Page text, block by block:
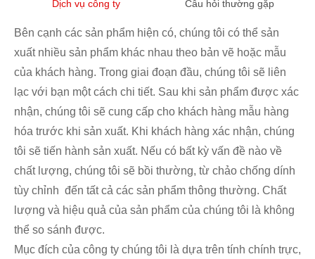
Dịch vụ công ty
Câu hỏi thường gặp
Bên cạnh các sản phẩm hiện có, chúng tôi có thể sản
xuất nhiều sản phẩm khác nhau theo bản vẽ hoặc mẫu
của khách hàng. Trong giai đoạn đầu, chúng tôi sẽ liên
lạc với bạn một cách chi tiết. Sau khi sản phẩm được xác
nhận, chúng tôi sẽ cung cấp cho khách hàng mẫu hàng
hóa trước khi sản xuất. Khi khách hàng xác nhận, chúng
tôi sẽ tiến hành sản xuất. Nếu có bất kỳ vấn đề nào về
chất lượng, chúng tôi sẽ bồi thường, từ chảo chống dính
tùy chỉnh đến tất cả các sản phẩm thông thường. Chất
lượng và hiệu quả của sản phẩm của chúng tôi là không
thể so sánh được.
Mục đích của công ty chúng tôi là dựa trên tính chính trực,